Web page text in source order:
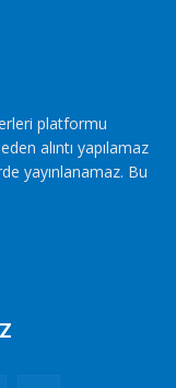
platformu
alıntı yapılamaz
yayınlanamaz. Bu